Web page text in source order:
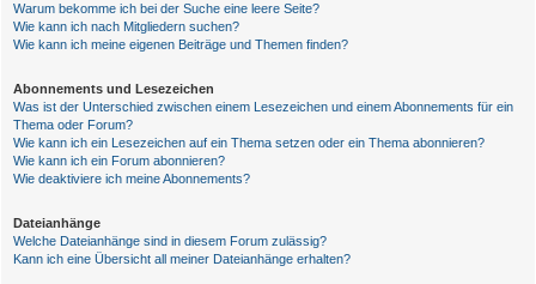
Warum bekomme ich bei der Suche eine leere Seite?
Wie kann ich nach Mitgliedern suchen?
Wie kann ich meine eigenen Beiträge und Themen finden?
Abonnements und Lesezeichen
Was ist der Unterschied zwischen einem Lesezeichen und einem Abonnements für ein
Thema oder Forum?
Wie kann ich ein Lesezeichen auf ein Thema setzen oder ein Thema abonnieren?
Wie kann ich ein Forum abonnieren?
Wie deaktiviere ich meine Abonnements?
Dateianhänge
Welche Dateianhänge sind in diesem Forum zulässig?
Kann ich eine Übersicht all meiner Dateianhänge erhalten?